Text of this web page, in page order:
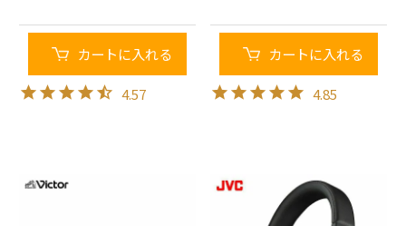
カートに入れる
4.57
カートに入れる
4.85